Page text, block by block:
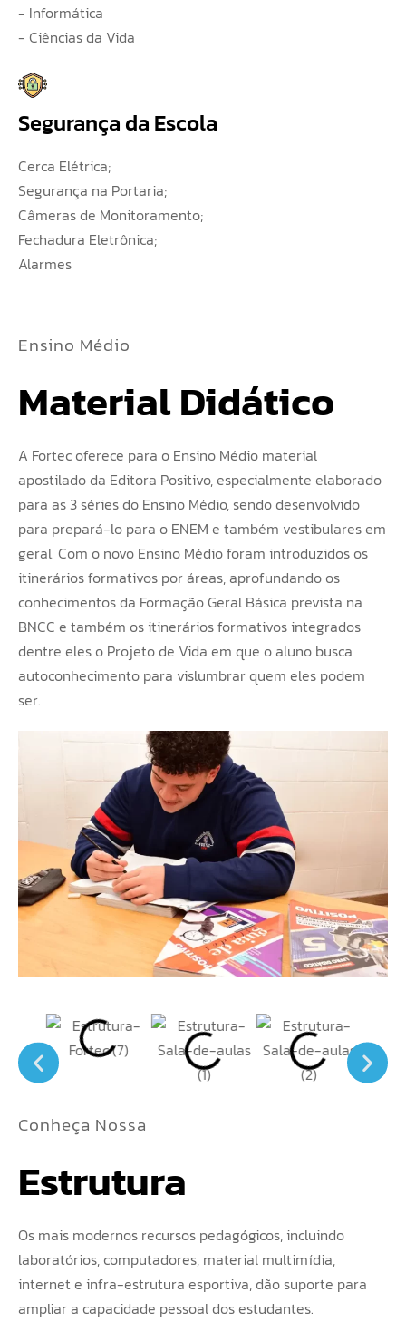
- Informática
- Ciências da Vida
Segurança da Escola
Cerca Elétrica;
Segurança na Portaria;
Câmeras de Monitoramento;
Fechadura Eletrônica;
Alarmes
Ensino Médio
Material Didático
A Fortec oferece para o Ensino Médio material
apostilado da Editora Positivo, especialmente elaborado
para as 3 séries do Ensino Médio, sendo desenvolvido
para prepará-lo para o ENEM e também vestibulares em
geral. Com o novo Ensino Médio foram introduzidos os
itinerários formativos por áreas, aprofundando os
conhecimentos da Formação Geral Básica prevista na
BNCC e também os itinerários formativos integrados
dentre eles o Projeto de Vida em que o aluno busca
autoconhecimento para vislumbrar quem eles podem
ser.
Conheça Nossa
Estrutura
Os mais modernos recursos pedagógicos, incluindo
laboratórios, computadores, material multimídia,
internet e infra-estrutura esportiva, dão suporte para
ampliar a capacidade pessoal dos estudantes.